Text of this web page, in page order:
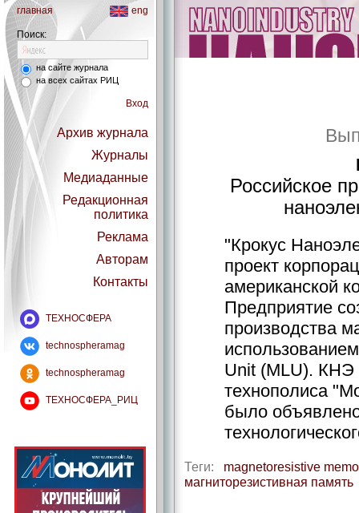
главная eng
Поиск:
на сайте журнала
на всех сайтах РИЦ
Вход
Архив журнала
Журналы
Медиаданные
Редакционная
политика
Реклама
Авторам
Контакты
ТЕХНОСФЕРА
technospheramag
technospheramag
ТЕХНОСФЕРА_РИЦ
Российское
"Крокус
проект
американской
Предприятие
производства
Unit (MLU). КНЭ
технополиса
было
Теги: magnetoresistive
магниторезистивная память